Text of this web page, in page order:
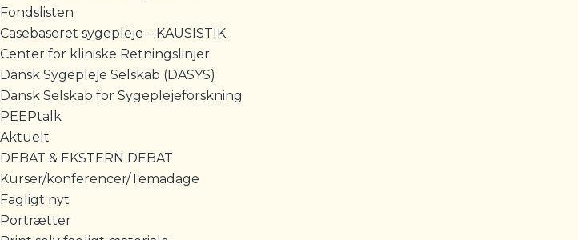
Fondslisten
Casebaseret sygepleje – KAUSISTIK
Center for kliniske Retningslinjer
Dansk Sygepleje Selskab (DASYS)
Dansk Selskab for Sygeplejeforskning
PEEPtalk
Aktuelt
DEBAT & EKSTERN DEBAT
Kurser/konferencer/Temadage
Fagligt nyt
Portrætter